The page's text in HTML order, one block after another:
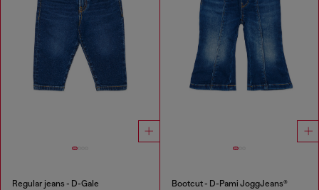
Regular jeans - D-Gale Bootcut - D-Pami JoggJeans®